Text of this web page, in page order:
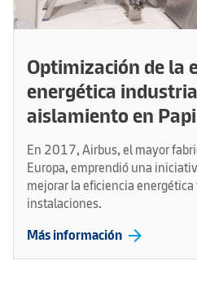
Optimización de la
energética
aislamiento en
En 2017, Airbus, el mayor
Europa, emprendió una
mejorar la eficiencia
instalaciones.
Más información arrow_forward